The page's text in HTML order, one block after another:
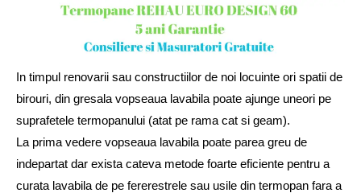
In timpul renovarii sau constructiilor de noi locuinte ori spatii de
birouri, din gresala vopseaua lavabila poate ajunge uneori pe
suprafetele termopanului (atat pe rama cat si geam).
La prima vedere vopseaua lavabila poate parea greu de
indepartat dar exista cateva metode foarte eficiente pentru a
curata lavabila de pe fererestrele sau usile din termopan fara a